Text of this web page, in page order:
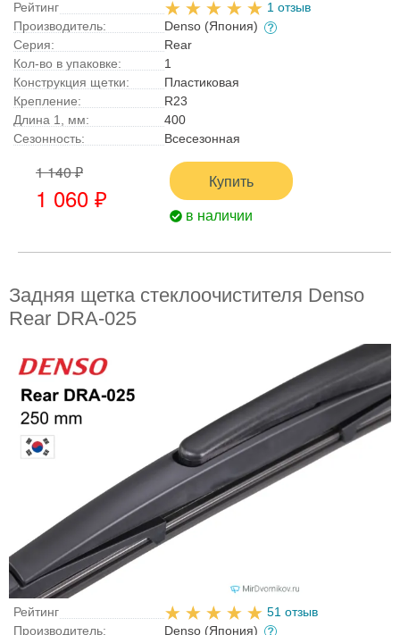
Рейтинг
1 отзыв
Производитель:
Denso (Япония)
Серия:
Rear
Кол-во в упаковке:
1
Конструкция щетки:
Пластиковая
Крепление:
R23
Длина 1, мм:
400
Сезонность:
Всесезонная
1 140 ₽
1 060 ₽
Купить
в наличии
Задняя щетка стеклоочистителя Denso
Rear DRA-025
Рейтинг
51 отзыв
Производитель:
Denso (Япония)